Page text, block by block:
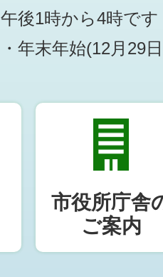
午後1時から4時です
・年末年始(12月29
市役所庁舎
ご案内